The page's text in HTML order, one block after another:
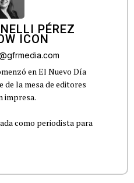
PÉREZ
en El Nuevo Día
la mesa de editores
impresa.
como periodista para